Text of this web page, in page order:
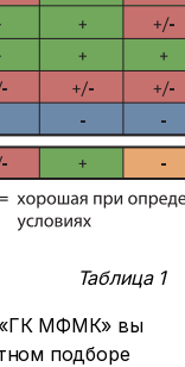
Таблица 1
МФМК» вы
подборе